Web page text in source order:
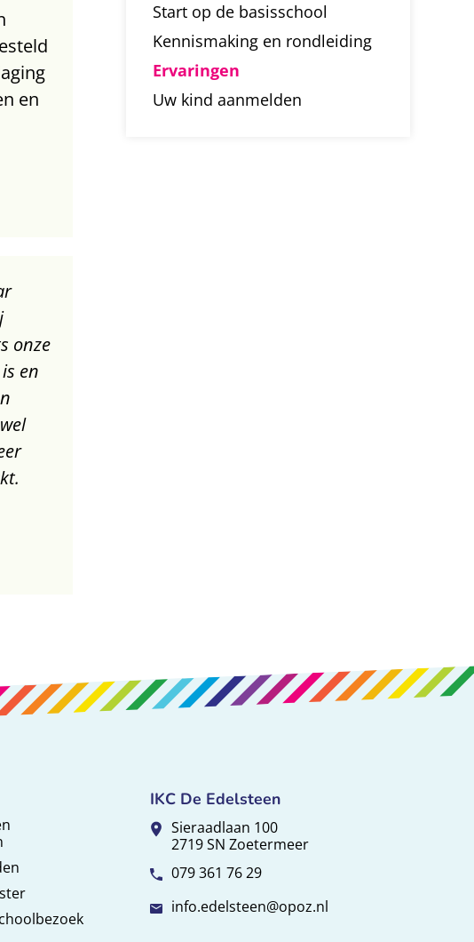
en
onze
en
Start op de basisschool
Kennismaking en rondleiding
Ervaringen
Uw kind aanmelden
IKC De Edelsteen
Sieraadlaan 100
2719 SN Zoetermeer
079 361 76 29
info.edelsteen@opoz.nl